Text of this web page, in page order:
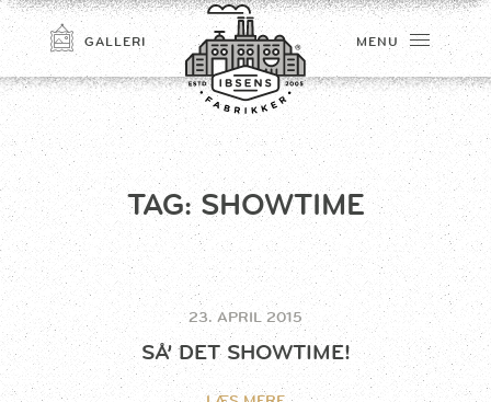
TILMELD
GALLERI MENU
TAG:SHOWTIME
23. APRIL 2015
SÅ’ DET SHOWTIME!